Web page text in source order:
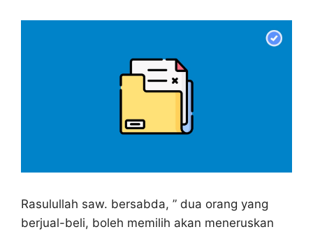
Rasulullah saw. bersabda, ” dua orang yang
berjual-beli, boleh memilih akan meneruskan